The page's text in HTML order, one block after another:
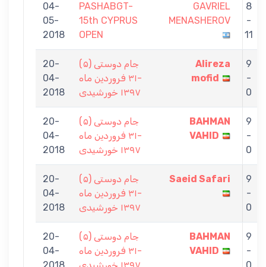
04-
05-
2018
PASHABGT-
15th CYPRUS
OPEN
GAVRIEL
MENASHEROV
8
-
11
20-
04-
2018
جام دوستی (۵)
-۳۱ فروردین ماه
۱۳۹۷ خورشیدی
Alireza
mofid
9
-
0
20-
04-
2018
جام دوستی (۵)
-۳۱ فروردین ماه
۱۳۹۷ خورشیدی
BAHMAN
VAHID
9
-
0
20-
04-
2018
جام دوستی (۵)
-۳۱ فروردین ماه
۱۳۹۷ خورشیدی
Saeid Safari
9
-
0
20-
04-
جام دوستی (۵)
-۳۱ فروردین ماه
BAHMAN
VAHID
9
-